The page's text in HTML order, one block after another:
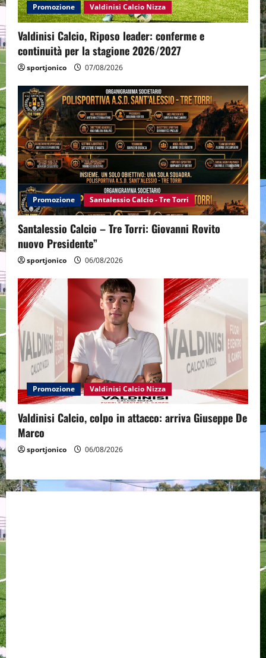
Promozione Valdinisi Calcio Nizza
Valdinisi Calcio, Riposo leader: conferme e
continuità per la stagione 2026/2027
sportjonico 07/08/2026
Promozione Santalessio Calcio - Tre Torri
Santalessio Calcio – Tre Torri: Giovanni Rovito
nuovo Presidente”
sportjonico 06/08/2026
Promozione Valdinisi Calcio Nizza
Valdinisi Calcio, colpo in attacco: arriva Giuseppe De
Marco
sportjonico 06/08/2026